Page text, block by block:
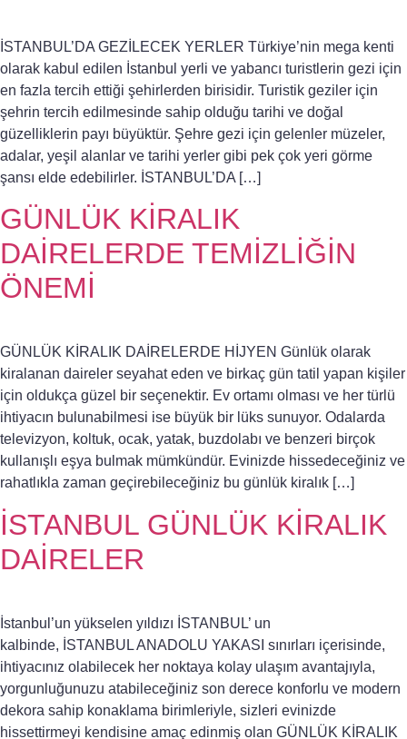
İSTANBUL’DA GEZİLECEK YERLER Türkiye’nin mega kenti
olarak kabul edilen İstanbul yerli ve yabancı turistlerin gezi için
en fazla tercih ettiği şehirlerden birisidir. Turistik geziler için
şehrin tercih edilmesinde sahip olduğu tarihi ve doğal
güzelliklerin payı büyüktür. Şehre gezi için gelenler müzeler,
adalar, yeşil alanlar ve tarihi yerler gibi pek çok yeri görme
şansı elde edebilirler. İSTANBUL’DA […]
GÜNLÜK KİRALIK
DAİRELERDE TEMİZLİĞİN
ÖNEMİ
GÜNLÜK KİRALIK DAİRELERDE HİJYEN Günlük olarak
kiralanan daireler seyahat eden ve birkaç gün tatil yapan kişiler
için oldukça güzel bir seçenektir. Ev ortamı olması ve her türlü
ihtiyacın bulunabilmesi ise büyük bir lüks sunuyor. Odalarda
televizyon, koltuk, ocak, yatak, buzdolabı ve benzeri birçok
kullanışlı eşya bulmak mümkündür. Evinizde hissedeceğiniz ve
rahatlıkla zaman geçirebileceğiniz bu günlük kiralık […]
İSTANBUL GÜNLÜK KİRALIK
DAİRELER
İstanbul’un yükselen yıldızı İSTANBUL’ un
kalbinde, İSTANBUL ANADOLU YAKASI sınırları içerisinde,
ihtiyacınız olabilecek her noktaya kolay ulaşım avantajıyla,
yorgunluğunuzu atabileceğiniz son derece konforlu ve modern
dekora sahip konaklama birimleriyle, sizleri evinizde
hissettirmeyi kendisine amaç edinmiş olan GÜNLÜK KİRALIK